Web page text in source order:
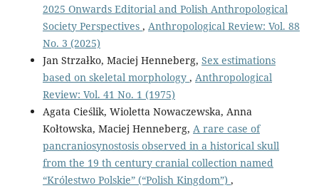
2025 Onwards Editorial and Polish Anthropological
Society Perspectives , Anthropological Review: Vol. 88
No. 3 (2025)
Jan Strzałko, Maciej Henneberg, Sex estimations
based on skeletal morphology , Anthropological
Review: Vol. 41 No. 1 (1975)
Agata Cieślik, Wioletta Nowaczewska, Anna
Kołtowska, Maciej Henneberg, A rare case of
pancraniosynostosis observed in a historical skull
from the 19 th century cranial collection named
“Królestwo Polskie” (“Polish Kingdom”) ,